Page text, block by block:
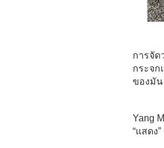
การจัด
กระจก
ของมัน
Yang
“แสดง